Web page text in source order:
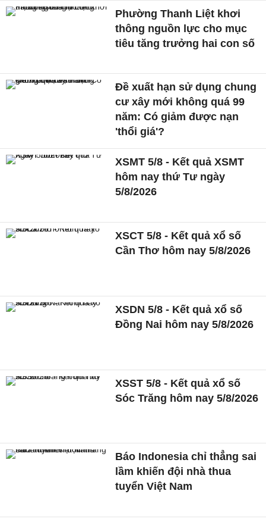
Phường Thanh Liệt khơi
thông nguồn lực cho mục
tiêu tăng trưởng hai con số
Đề xuất hạn sử dụng chung
cư xây mới không quá 99
năm: Có giảm được nạn
'thổi giá'?
XSMT 5/8 - Kết quả XSMT
hôm nay thứ Tư ngày
5/8/2026
XSCT 5/8 - Kết quả xổ số
Cần Thơ hôm nay 5/8/2026
XSDN 5/8 - Kết quả xổ số
Đồng Nai hôm nay 5/8/2026
XSST 5/8 - Kết quả xổ số
Sóc Trăng hôm nay 5/8/2026
Báo Indonesia chỉ thẳng sai
lầm khiến đội nhà thua
tuyển Việt Nam